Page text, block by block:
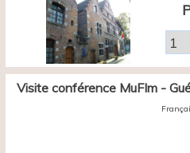
Visite conférence MuFIm -